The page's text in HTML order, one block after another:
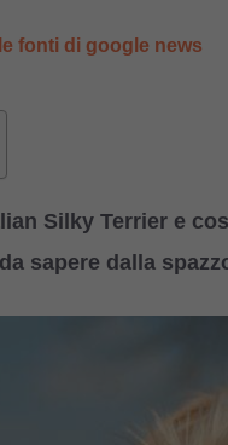
fonti di google news
Silky Terrier e
sapere dalla